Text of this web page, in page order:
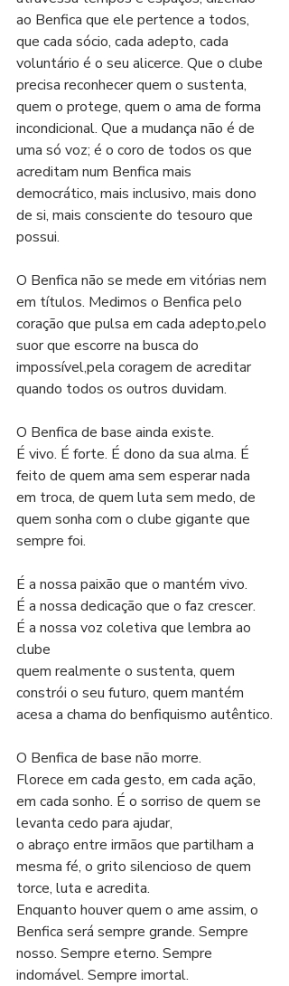
ao Benfica que ele pertence a todos,
que cada sócio, cada adepto, cada
voluntário é o seu alicerce. Que o clube
precisa reconhecer quem o sustenta,
quem o protege, quem o ama de forma
incondicional. Que a mudança não é de
uma só voz; é o coro de todos os que
acreditam num Benfica mais
democrático, mais inclusivo, mais dono
de si, mais consciente do tesouro que
possui.
O Benfica não se mede em vitórias nem
em títulos. Medimos o Benfica pelo
coração que pulsa em cada adepto,pelo
suor que escorre na busca do
impossível,pela coragem de acreditar
quando todos os outros duvidam.
O Benfica de base ainda existe.
É vivo. É forte. É dono da sua alma. É
feito de quem ama sem esperar nada
em troca, de quem luta sem medo, de
quem sonha com o clube gigante que
sempre foi.
É a nossa paixão que o mantém vivo.
É a nossa dedicação que o faz crescer.
É a nossa voz coletiva que lembra ao
clube
quem realmente o sustenta, quem
constrói o seu futuro, quem mantém
acesa a chama do benfiquismo autêntico.
O Benfica de base não morre.
Florece em cada gesto, em cada ação,
em cada sonho. É o sorriso de quem se
levanta cedo para ajudar,
o abraço entre irmãos que partilham a
mesma fé, o grito silencioso de quem
torce, luta e acredita.
Enquanto houver quem o ame assim, o
Benfica será sempre grande. Sempre
nosso. Sempre eterno. Sempre
indomável. Sempre imortal.